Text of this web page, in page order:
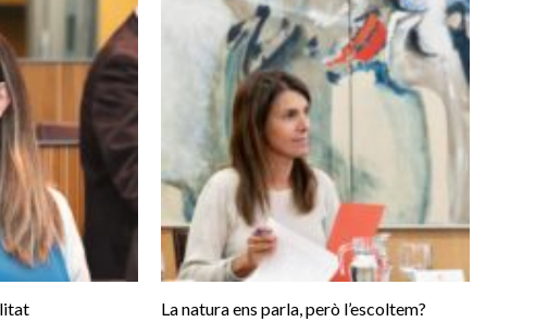
La natura ens parla, però l’escoltem?